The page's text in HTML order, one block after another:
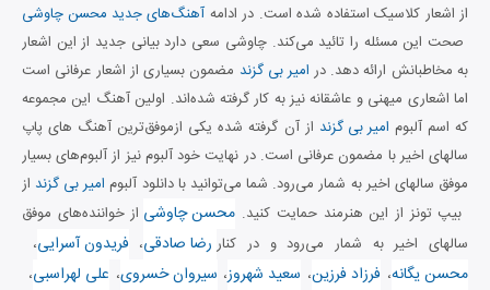
از اشعار کلاسیک استفاده شده است. در ادامه آهنگ‌های جدید محسن چاوشی
صحت این مسئله را تائید می‌کند. چاوشی سعی دارد بیانی جدید از این اشعار
به مخاطبانش ارائه دهد. در امیر بی گزند مضمون بسیاری از اشعار عرفانی است
اما اشعاری میهنی و عاشقانه نیز به کار گرفته شده‌اند. اولین آهنگ این مجموعه
که اسم آلبوم امیر بی گزند از آن گرفته شده یکی ازموفق‌ترین آهنگ های پاپ
سالهای اخیر با مضمون عرفانی است. در نهایت خود آلبوم نیز از آلبوم‌های بسیار
موفق سالهای اخیر به شمار می‌رود. شما می‌توانید با دانلود آلبوم امیر بی گزند از
بیپ تونز از این هنرمند حمایت کنید. محسن چاوشی از خواننده‌های موفق
سالهای اخیر به شمار می‌رود و در کنار رضا صادقی، فریدون آسرایی،
محسن یگانه، فرزاد فرزین، سعید شهروز، سیروان خسروی، علی لهراسبی،